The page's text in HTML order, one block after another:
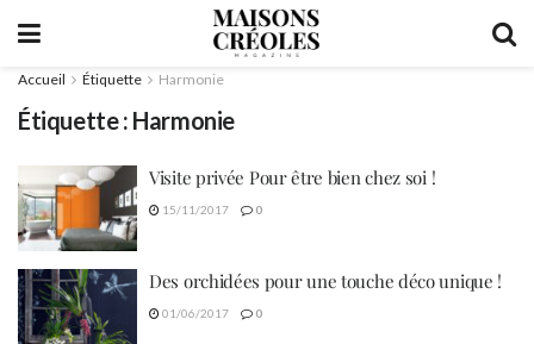
Accueil Étiquette Harmonie
Étiquette : Harmonie
Visite privée Pour être bien chez soi !
15/11/2017 0
Des orchidées pour une touche déco unique !
01/06/2017 0